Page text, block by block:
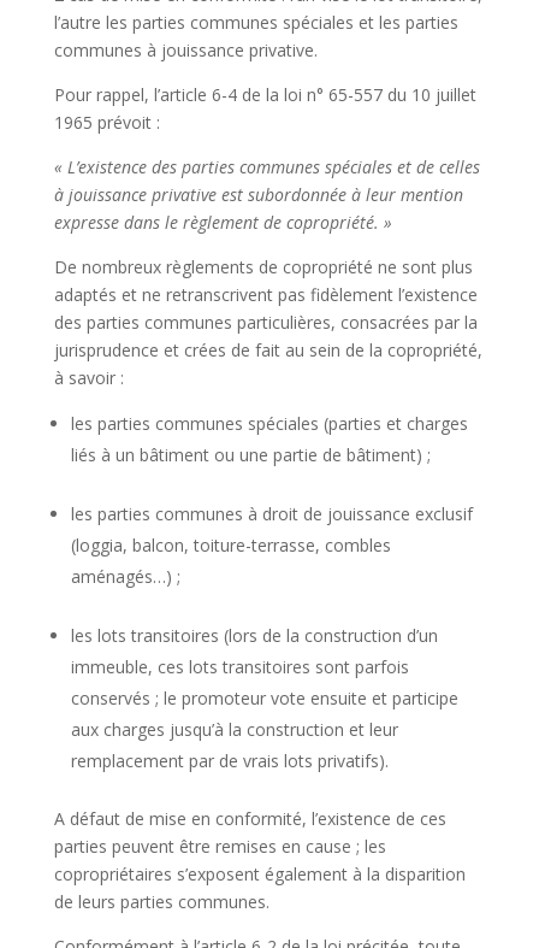
l’autre les parties communes spéciales et les parties
communes à jouissance privative.
Pour rappel, l’article 6-4 de la loi n° 65-557 du 10 juillet
1965 prévoit :
« L’existence des parties communes spéciales et de celles
à jouissance privative est subordonnée à leur mention
expresse dans le règlement de copropriété. »
De nombreux règlements de copropriété ne sont plus
adaptés et ne retranscrivent pas fidèlement l’existence
des parties communes particulières, consacrées par la
jurisprudence et crées de fait au sein de la copropriété,
à savoir :
les parties communes spéciales (parties et charges
liés à un bâtiment ou une partie de bâtiment) ;
les parties communes à droit de jouissance exclusif
(loggia, balcon, toiture-terrasse, combles
aménagés…) ;
les lots transitoires (lors de la construction d’un
immeuble, ces lots transitoires sont parfois
conservés ; le promoteur vote ensuite et participe
aux charges jusqu’à la construction et leur
remplacement par de vrais lots privatifs).
A défaut de mise en conformité, l’existence de ces
parties peuvent être remises en cause ; les
copropriétaires s’exposent également à la disparition
de leurs parties communes.